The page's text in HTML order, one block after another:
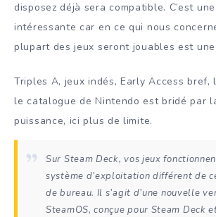
disposez déjà sera compatible. C’est
intéressante car en ce qui nous
plupart des jeux seront jouables est
Triples A, jeux indés, Early Access bref,
le catalogue de Nintendo est bridé par
puissance, ici plus de limite.
Sur Steam Deck, vos jeux
système d’exploitation différent de
de bureau. Il s’agit d’une nouvelle
SteamOS, conçue pour Steam Deck